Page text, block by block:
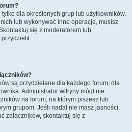
dla określonych grup lub użytkowników.
lub wykonywać inne operacje, musisz
się z moderatorem lub
są przydzielane dla każdego forum, dla
Administrator witryny mógł nie
na forum, na którym piszesz lub
grupom. Jeśli nadal nie masz jasności,
załączników, skontaktuj się z